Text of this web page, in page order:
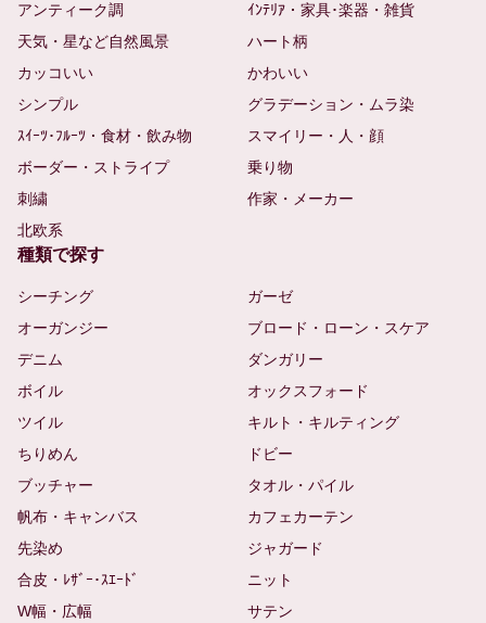
アンティーク調
ｲﾝﾃﾘｱ・家具･楽器・雑貨
天気・星など自然風景
ハート柄
カッコいい
かわいい
シンプル
グラデーション・ムラ染
ｽｲｰﾂ･ﾌﾙｰﾂ・食材・飲み物
スマイリー・人・顔
ボーダー・ストライプ
乗り物
刺繍
作家・メーカー
北欧系
種類で探す
シーチング
ガーゼ
オーガンジー
ブロード・ローン・スケア
デニム
ダンガリー
ボイル
オックスフォード
ツイル
キルト・キルティング
ちりめん
ドビー
ブッチャー
タオル・パイル
帆布・キャンバス
カフェカーテン
先染め
ジャガード
合皮・ﾚｻﾞｰ･ｽｴｰﾄﾞ
ニット
W幅・広幅
サテン